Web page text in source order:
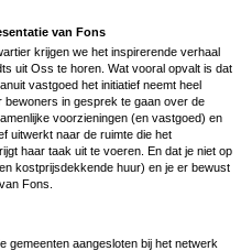
van Fons
krijgen we het inspirerende verhaal
uit Oss te horen. Wat vooral opvalt is dat
vastgoed het initiatief neemt heel
bewoners in gesprek te gaan over de
voorzieningen (en vastgoed) en
uitwerkt naar de ruimte die het
haar taak uit te voeren. En dat je niet op
kostprijsdekkende huur) en je er bewust
van Fons.
gemeenten aangesloten bij het netwerk